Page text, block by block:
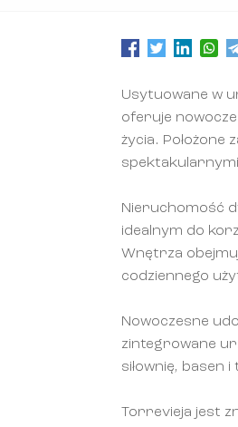
Usytuowane w
oferuje
życia.
Nieruchomość
idealnym do
Wnętrza
codziennego
Nowoczesne
zintegrowane
siłownię, basen
Torrevieja jest